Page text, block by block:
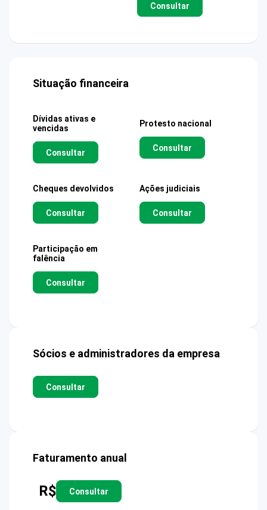
Consultar
Situação financeira
Dívidas ativas e
vencidas
Consultar
Protesto nacional
Consultar
Cheques devolvidos
Consultar
Ações judiciais
Consultar
Participação em
falência
Consultar
Sócios e administradores da empresa
Consultar
Faturamento anual
R$ Consultar